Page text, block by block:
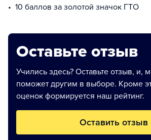
10 баллов за золотой значок ГТО
Оставьте отзыв
Учились здесь? Оставьте отзыв, и,
поможет другим в выборе. Кроме
оценок формируется наш рейтинг.
Оставить отзыв